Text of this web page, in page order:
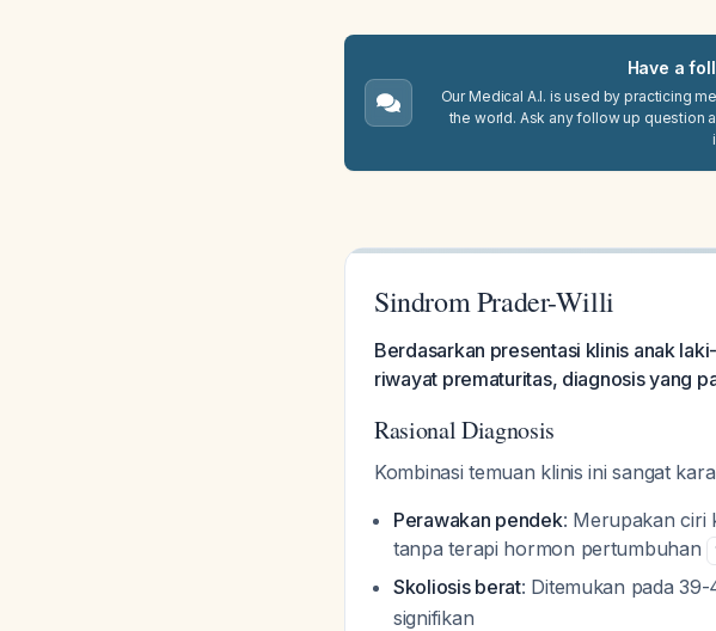
Have a
Our Medical A.I. is used by practicing
the world. Ask any follow up
Sindrom Prader-Willi
Berdasarkan presentasi klinis anak
riwayat prematuritas, diagnosis yang
Rasional Diagnosis
Kombinasi temuan klinis ini sangat
Perawakan pendek: Merupakan ciri
tanpa terapi hormon pertumbuhan
Skoliosis berat: Ditemukan pada
signifikan